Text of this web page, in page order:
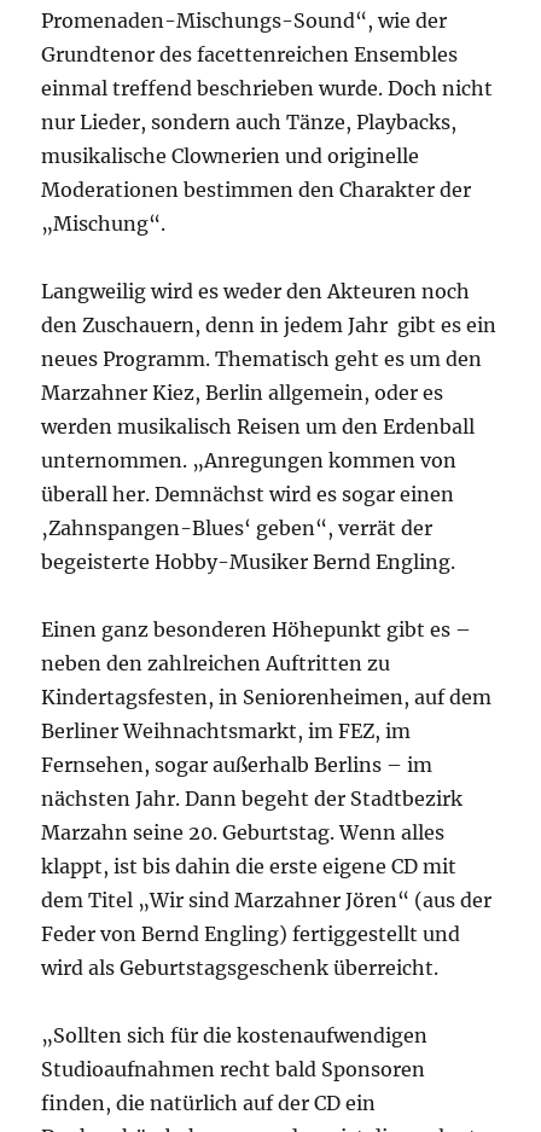
Promenaden-Mischungs-Sound“, wie der
Grundtenor des facettenreichen Ensembles
einmal treffend beschrieben wurde. Doch nicht
nur Lieder, sondern auch Tänze, Playbacks,
musikalische Clownerien und originelle
Moderationen bestimmen den Charakter der
„Mischung“.
Langweilig wird es weder den Akteuren noch
den Zuschauern, denn in jedem Jahr gibt es ein
neues Programm. Thematisch geht es um den
Marzahner Kiez, Berlin allgemein, oder es
werden musikalisch Reisen um den Erdenball
unternommen. „Anregungen kommen von
überall her. Demnächst wird es sogar einen
‚Zahnspangen-Blues‘ geben“, verrät der
begeisterte Hobby-Musiker Bernd Engling.
Einen ganz besonderen Höhepunkt gibt es –
neben den zahlreichen Auftritten zu
Kindertagsfesten, in Seniorenheimen, auf dem
Berliner Weihnachtsmarkt, im FEZ, im
Fernsehen, sogar außerhalb Berlins – im
nächsten Jahr. Dann begeht der Stadtbezirk
Marzahn seine 20. Geburtstag. Wenn alles
klappt, ist bis dahin die erste eigene CD mit
dem Titel „Wir sind Marzahner Jören“ (aus der
Feder von Bernd Engling) fertiggestellt und
wird als Geburtstagsgeschenk überreicht.
„Sollten sich für die kostenaufwendigen
Studioaufnahmen recht bald Sponsoren
finden, die natürlich auf der CD ein